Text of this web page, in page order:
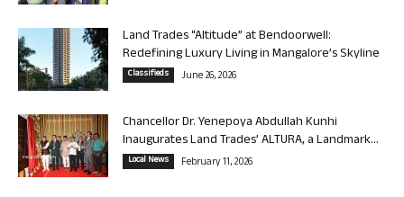
Land Trades “Altitude” at Bendoorwell:
Redefining Luxury Living in Mangalore’s Skyline
Classifieds June 26, 2026
Chancellor Dr. Yenepoya Abdullah Kunhi
Inaugurates Land Trades’ ALTURA, a Landmark...
Local News February 11, 2026